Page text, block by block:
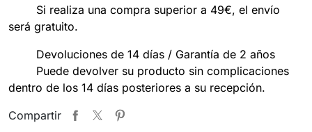
Si realiza una compra superior a 49€, el envío
será gratuito.
Devoluciones de 14 días / Garantía de 2 años
Puede devolver su producto sin complicaciones
dentro de los 14 días posteriores a su recepción.
Compartir